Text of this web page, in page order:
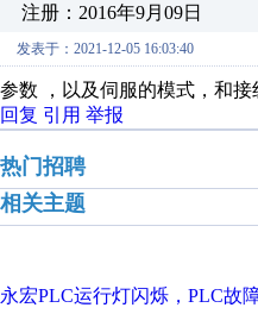
注册：2016年9月09日
发表于：2021-12-05 16:03:40
参数 ，以及伺服的模式，和接
回复 引用 举报
热门招聘
相关主题
永宏PLC运行灯闪烁，PLC故